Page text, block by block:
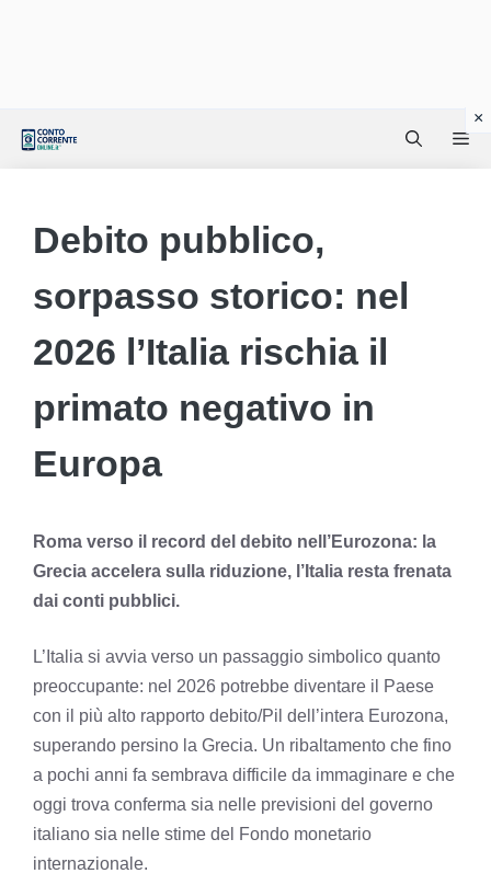
Debito pubblico,
sorpasso storico: nel
2026 l’Italia rischia il
primato negativo in
Europa
Roma verso il record del debito nell’Eurozona: la
Grecia accelera sulla riduzione, l’Italia resta frenata
dai conti pubblici.
L’Italia si avvia verso un passaggio simbolico quanto
preoccupante: nel 2026 potrebbe diventare il Paese
con il più alto rapporto debito/Pil dell’intera Eurozona,
superando persino la Grecia. Un ribaltamento che fino
a pochi anni fa sembrava difficile da immaginare e che
oggi trova conferma sia nelle previsioni del governo
italiano sia nelle stime del Fondo monetario
internazionale.